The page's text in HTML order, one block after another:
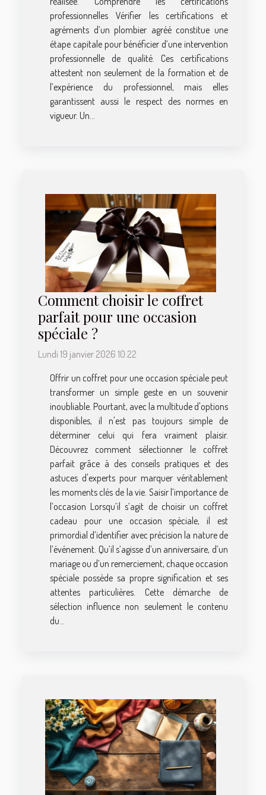
professionnelles Vérifier les certifications et
agréments d’un plombier agréé constitue une
étape capitale pour bénéficier d’une intervention
professionnelle de qualité. Ces certifications
attestent non seulement de la formation et de
l’expérience du professionnel, mais elles
garantissent aussi le respect des normes en
vigueur. Un...
Comment choisir le coffret
parfait pour une occasion
spéciale ?
Lundi 19 janvier 2026 10:22
Offrir un coffret pour une occasion spéciale peut
transformer un simple geste en un souvenir
inoubliable. Pourtant, avec la multitude d'options
disponibles, il n'est pas toujours simple de
déterminer celui qui fera vraiment plaisir.
Découvrez comment sélectionner le coffret
parfait grâce à des conseils pratiques et des
astuces d'experts pour marquer véritablement
les moments clés de la vie. Saisir l’importance de
l’occasion Lorsqu’il s’agit de choisir un coffret
cadeau pour une occasion spéciale, il est
primordial d’identifier avec précision la nature de
l’événement. Qu’il s’agisse d’un anniversaire, d’un
mariage ou d’un remerciement, chaque occasion
spéciale possède sa propre signification et ses
attentes particulières. Cette démarche de
sélection influence non seulement le contenu
du...